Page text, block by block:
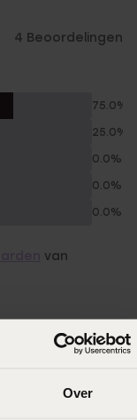
Over
4 Beoordelingen
75.0%
25.0%
0.0%
0.0%
0.0%
van